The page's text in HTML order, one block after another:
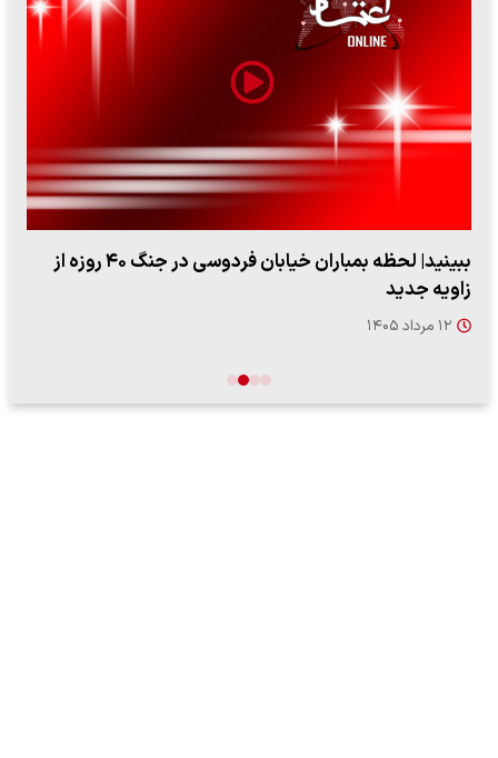
ببینید| لحظه بمباران خیابان فردوسی در جنگ ۴۰ روزه از
زاویه جدید
۱۲ مرداد ۱۴۰۵